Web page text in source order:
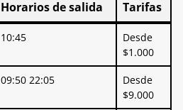
Horarios de salida
Tarifas
Horarios de salida Tarifas
10:45
Desde
$1.000
09:50 22:05
Desde
$9.000